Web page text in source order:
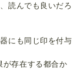
読んでも良いだろ
にも同じ印を付与
が存在する都合か